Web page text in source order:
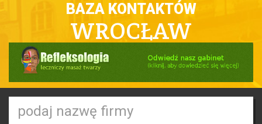
BAZA KONTAKTÓW
WROCŁAW